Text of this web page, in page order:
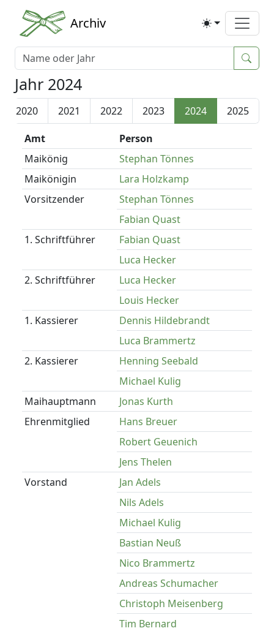
Archiv
Jahr 2024
2020 2021 2022 2023 2024 2025
Amt
Person
Maikönig
Stephan Tönnes
Maikönigin
Lara Holzkamp
Vorsitzender
Stephan Tönnes
Fabian Quast
1. Schriftführer
Fabian Quast
Luca Hecker
2. Schriftführer
Luca Hecker
Louis Hecker
1. Kassierer
Dennis Hildebrandt
Luca Brammertz
2. Kassierer
Henning Seebald
Michael Kulig
Maihauptmann
Jonas Kurth
Ehrenmitglied
Hans Breuer
Robert Geuenich
Jens Thelen
Vorstand
Jan Adels
Nils Adels
Michael Kulig
Bastian Neuß
Nico Brammertz
Andreas Schumacher
Christoph Meisenberg
Tim Bernard